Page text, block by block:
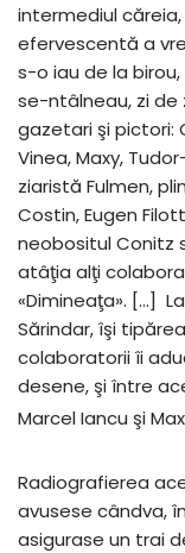
intermediul
efervescentă a
s-o iau de la
se-ntâlneau, zi de
gazetari şi pictori:
Vinea, Maxy,
ziaristă Fulmen,
Costin, Eugen
neobositul Conitz
atâţia alţi
«Dimineaţa». […]
Sărindar, îşi
colaboratorii îi
desene, şi între
Marcel Iancu şi
Radiografierea
avusese cândva,
asigurase un trai